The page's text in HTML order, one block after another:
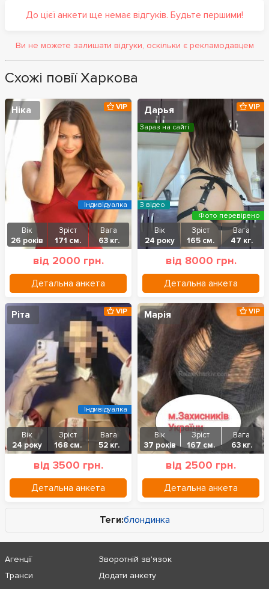
До цієї анкети ще немає відгуків. Будьте першими!
Ви не можете залишати відгуки, оскільки є рекламодавцем
Схожі повії Харкова
Ніка
Вік
26 років
Зріст
171 см.
Вага
63 кг.
від 2000 грн.
Детальна анкета
VIP
Індивідуалка
Дарья
Вік
24 року
Зріст
165 см.
Вага
47 кг.
від 8000 грн.
Детальна анкета
VIP
Зараз на сайті
З відео
Фото перевірено
Ріта
Вік
24 року
Зріст
168 см.
Вага
52 кг.
від 3500 грн.
Детальна анкета
VIP
Індивідуалка
Марія
Вік
37 років
Зріст
167 см.
Вага
63 кг.
від 2500 грн.
Детальна анкета
VIP
Теги:блондинка
Агенції
Транси
Зворотній зв'язок
Додати анкету